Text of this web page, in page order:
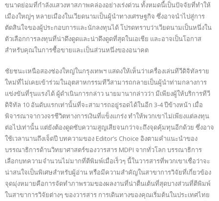
ขนาดย่อมที่กำลังแสวงหาสภาพคล่องอย่างเร่งด่วน ทั้งหมดนี้เป็นปัจจัยที่ทำให้
เมืองใหญ่ๆ หลายเมืองในเวียดนามเป็นผู้นำทางเศรษฐกิจ ซึ่งอาจนำไปสู่การ
ตัดสินใจของผู้ประกอบการและนักลงทุนได้ โปรดทราบว่าเวียดนามเป็นหนึ่งใน
ตัวเลือกการลงทุนที่น่าดึงดูดและน่าดึงดูดที่สุดในเอเชีย และอาจเป็นโอกาส
สำหรับคุณในการซื้อขายและเป็นส่วนหนึ่งของอนาคต
ชัยชนะเหนือสองช่องใหญ่ในกรุงเทพฯ แสดงให้เห็นว่าเครื่องเล่นทีวีดิจิทัลราย
ใหม่ที่ไม่เคยเข้าร่วมในอุตสาหกรรมทีวีสามารถกลายเป็นผู้นำท่ามกลางการ
แข่งขันที่รุนแรงได้ ผู้ดำเนินการกล่าว นายมานากล่าวว่า มีเพียงผู้ให้บริการทีวี
ดิจิทัล 10 อันดับแรกเท่านั้นที่จะสามารถอยู่รอดได้ในอีก 3-4 ปีข้างหน้า เมื่อ
พิจารณาจากวงจรชีวิตทางการเงินที่แข็งแกร่ง ทำให้พวกเขาไม่เพียงแต่ลงทุน
ต่อไปเท่านั้น แต่ยังต้องดูดซับความสูญเสียจนกว่าจะถึงจุดคุ้มทุนอีกด้วย ซึ่งอาจ
ใช้เวลานานถึงเจ็ดปี บทความของ Editor’s Choice อิงตามคำแนะนำของ
บรรณาธิการด้านวิทยาศาสตร์ของวารสาร MDPI จากทั่วโลก บรรณาธิการ
เลือกบทความจำนวนไม่มากที่ตีพิมพ์เมื่อเร็วๆ นี้ในวารสารที่พวกเขาเชื่อว่าจะ
น่าสนใจเป็นพิเศษสำหรับผู้อ่าน หรือมีความสำคัญในสาขาการวิจัยที่เกี่ยวข้อง
จุดมุ่งหมายคือการจัดทำภาพรวมของผลงานที่น่าตื่นเต้นที่สุดบางส่วนที่ตีพิมพ์
ในสาขาการวิจัยต่างๆ ของวารสาร การเดินทางของคุณเริ่มต้นในประเทศไทย